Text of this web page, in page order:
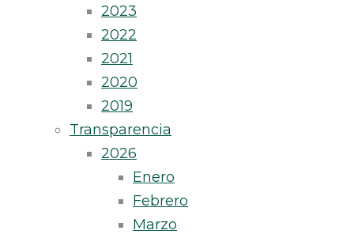
2023
2022
2021
2020
2019
Transparencia
2026
Enero
Febrero
Marzo